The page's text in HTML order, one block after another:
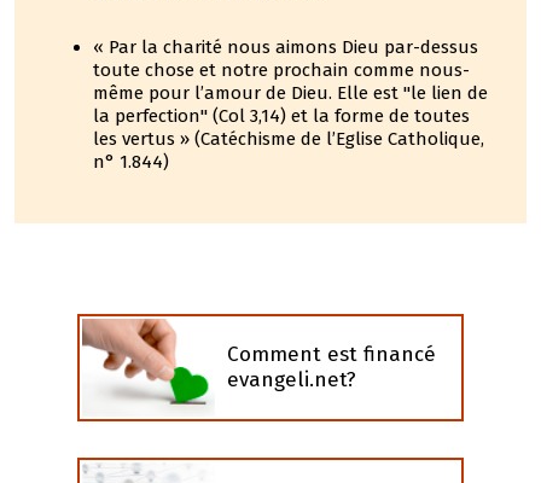
« Par la charité nous aimons Dieu par-dessus
toute chose et notre prochain comme nous-
même pour l’amour de Dieu. Elle est "le lien de
la perfection" (Col 3,14) et la forme de toutes
les vertus » (Catéchisme de l’Eglise Catholique,
n° 1.844)
Comment est financé
evangeli.net?